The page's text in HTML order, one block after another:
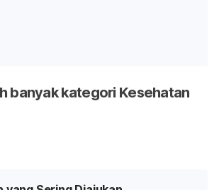
banyak kategori Kesehatan